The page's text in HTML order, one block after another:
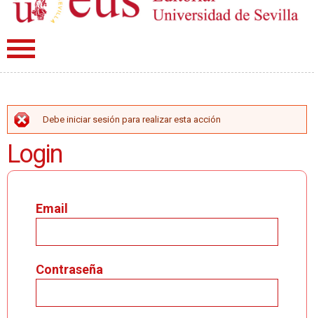
MENSAJE DE ERROR
Debe iniciar sesión para realizar esta acción
Login
Email
Contraseña